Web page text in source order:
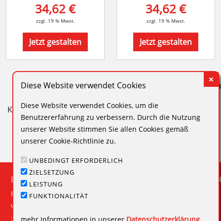
34,62 €
zzgl. 19 % Mwst.
Jetzt gestalten
34,62 €
zzgl. 19 % Mwst.
Jetzt gestalten
Schreibgeräte mit Stempelfunktion – Sonderangebote
Kugelschreiber, Rollerballs und klassische
HINWEISE
FAQ
Versandinformationen
Diese Website verwendet Cookies
Diese Website verwendet Cookies, um die
Benutzererfahrung zu verbessern. Durch die Nutzung
unserer Website stimmen Sie allen Cookies gemäß
unserer Cookie-Richtlinie zu.
UNBEDINGT ERFORDERLICH
ZIELSETZUNG
LEISTUNG
FUNKTIONALITÄT